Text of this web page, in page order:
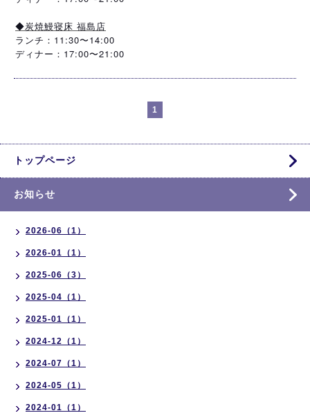
◆炭焼鰻寝床 福島店
ランチ：11:30〜14:00
ディナー：17:00〜21:00
1
トップページ
お知らせ
2026-06（1）
2026-01（1）
2025-06（3）
2025-04（1）
2025-01（1）
2024-12（1）
2024-07（1）
2024-05（1）
2024-01（1）